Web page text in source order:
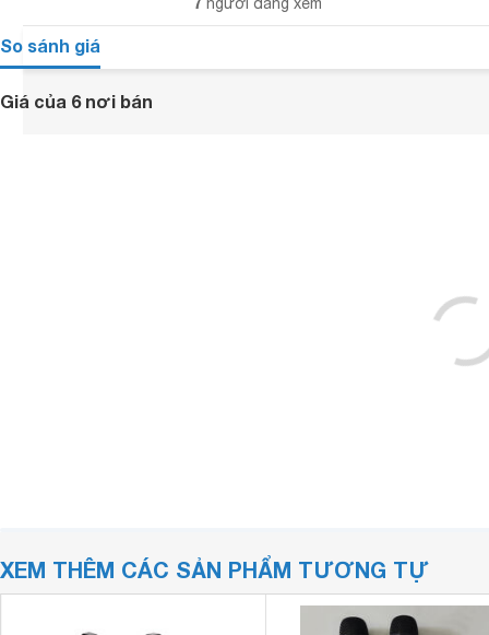
So sánh giá
Giá của 6 nơi bán
XEM THÊM CÁC SẢN PHẨM TƯƠNG TỰ